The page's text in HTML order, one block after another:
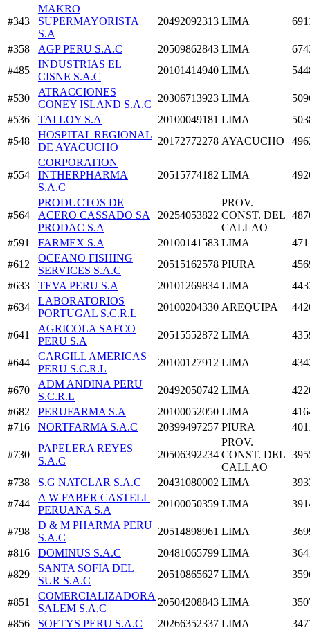
#343
MAKRO
SUPERMAYORISTA
S.A
20492092313 LIMA
#358 AGP PERU S.A.C 20509862843 LIMA
#485
INDUSTRIAS EL
CISNE S.A.C
20101414940 LIMA
#530
ATRACCIONES
CONEY ISLAND S.A.C
20306713923 LIMA
#536
TAI LOY S.A 20100049181 LIMA
#548
HOSPITAL REGIONAL
DE AYACUCHO
20172772278 AYACUCHO
#554
CORPORATION
INTHERPHARMA
S.A.C
20515774182 LIMA
#564
PRODUCTOS DE
ACERO CASSADO SA
PRODAC S.A
20254053822
PROV.
CONST. DEL
CALLAO
#591 FARMEX S.A 20100141583 LIMA
#612
OCEANO FISHING
SERVICES S.A.C
20515162578 PIURA
#633
TEVA PERU S.A 20101269834 LIMA
#634
LABORATORIOS
PORTUGAL S.C.R.L
20100204330 AREQUIPA
#641
AGRICOLA SAFCO
PERU S.A
20515552872 LIMA
#644
CARGILL AMERICAS
PERU S.C.R.L
20100127912 LIMA
#670
ADM ANDINA PERU
S.C.R.L
20492050742 LIMA
#682
PERUFARMA S.A 20100052050 LIMA
#716
NORTFARMA S.A.C 20399497257 PIURA
#730
PAPELERA REYES
S.A.C
20506392234
PROV.
CONST. DEL
CALLAO
#738 S.G NATCLAR S.A.C 20431080002 LIMA
#744
A W FABER CASTELL
PERUANA S.A
20100050359 LIMA
#798
D & M PHARMA PERU
S.A.C
20514898961 LIMA
#816
DOMINUS S.A.C 20481065799 LIMA
#829
SANTA SOFIA DEL
SUR S.A.C
20510865627 LIMA
#851
COMERCIALIZADORA
SALEM S.A.C
20504208843 LIMA
#856
SOFTYS PERU S.A.C 20266352337 LIMA